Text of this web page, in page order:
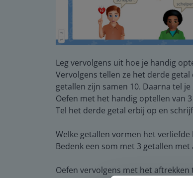
Leg vervolgens uit hoe je handig
Vervolgens tellen ze het derde
getallen zijn samen 10. Daarna tel
Oefen met het handig optellen van
Tel het derde getal erbij op en
Welke getallen vormen het verliefde
Bedenk een som met 3 getallen
Oefen vervolgens met het